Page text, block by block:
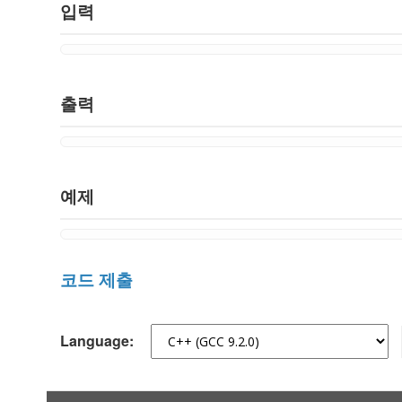
입력
출력
예제
코드 제출
Language: